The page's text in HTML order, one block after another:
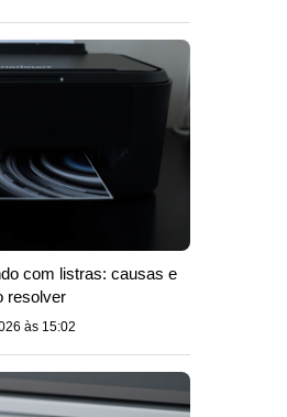
com listras: causas e
resolver
às 15:02